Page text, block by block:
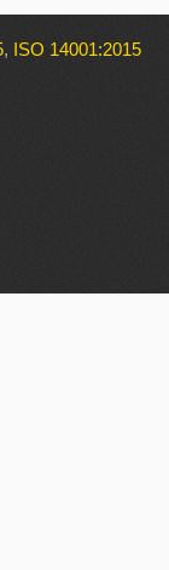
, ISO 14001:2015